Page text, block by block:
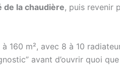
de la chaudière, puis revenir
à 160 m², avec 8 à 10
avant d’ouvrir quoi